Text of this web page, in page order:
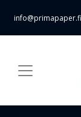
info@primapaper.fi